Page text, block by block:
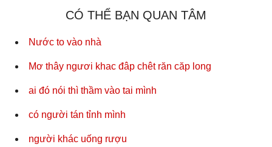
CÓ THỂ BẠN QUAN TÂM
Nước to vào nhà
Mơ thây ngươi khac đâp chêt răn căp long
ai đó nói thì thầm vào tai mình
có người tán tỉnh mình
người khác uống rượu